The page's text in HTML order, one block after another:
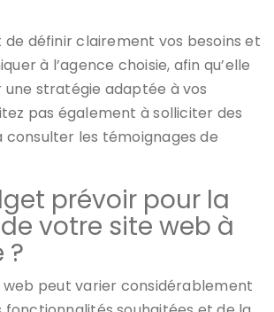
définir clairement vos besoins et
à l’agence choisie, afin qu’elle
une stratégie adaptée à vos
pas également à solliciter des
les témoignages de
prévoir pour la
votre site web à
?
web peut varier considérablement